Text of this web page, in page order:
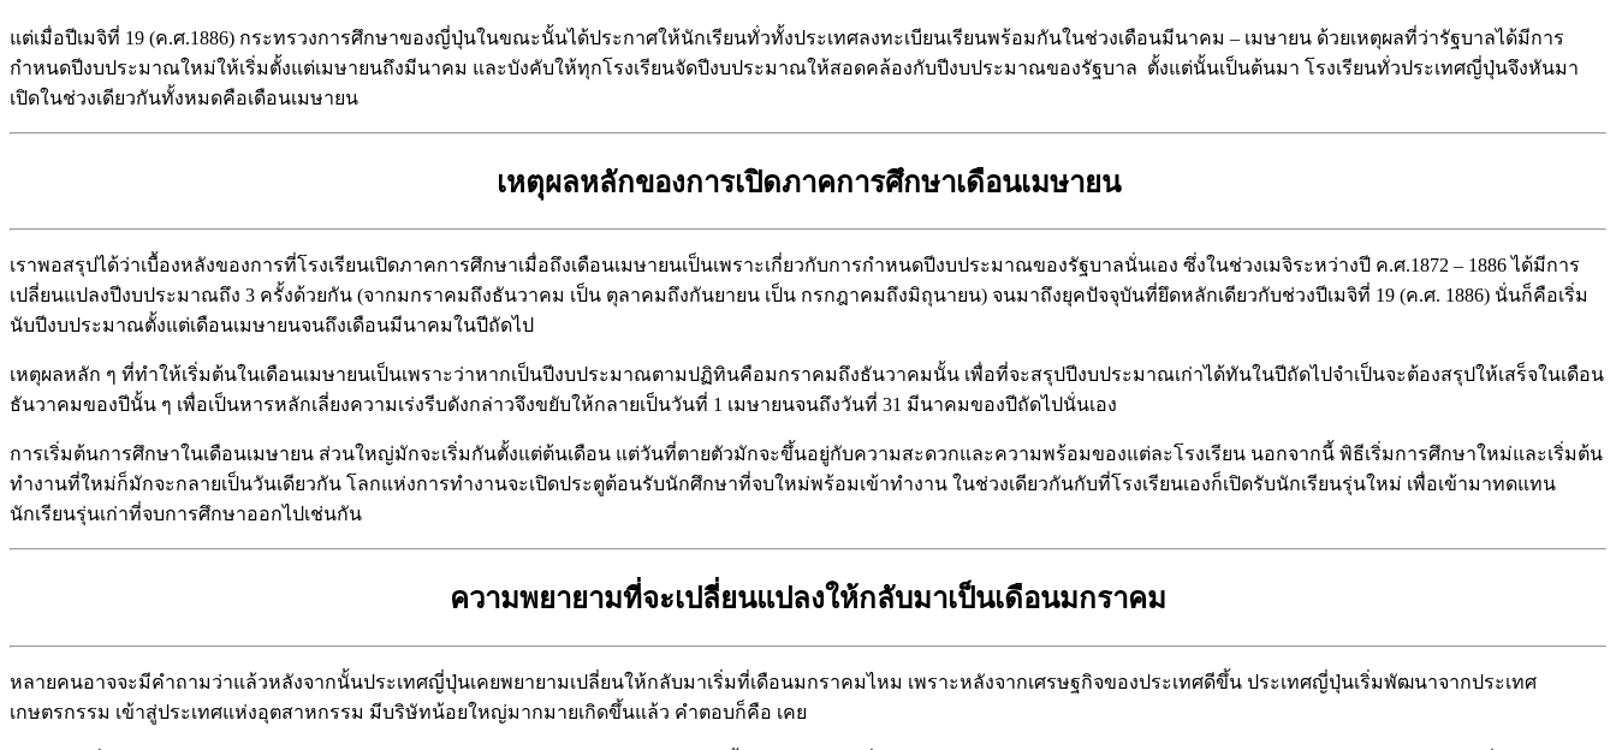
แต่เมื่อปีเมจิที่ 19 (ค.ศ.1886) กระทรวงการศึกษาของญี่ปุ่นในขณะนั้นได้ประกาศให้นักเรียนทั่วทั้งประเทศลงทะเบียนเรียนพร้อมกันในช่วงเดือนมีนาคม – เมษายน ด้วยเหตุผลที่ว่ารัฐบาลได้มีการ
กำหนดปีงบประมาณใหม่ให้เริ่มตั้งแต่เมษายนถึงมีนาคม และบังคับให้ทุกโรงเรียนจัดปีงบประมาณให้สอดคล้องกับปีงบประมาณของรัฐบาล ตั้งแต่นั้นเป็นต้นมา โรงเรียนทั่วประเทศญี่ปุ่นจึงหันมา
เปิดในช่วงเดียวกันทั้งหมดคือเดือนเมษายน
เหตุผลหลักของการเปิดภาคการศึกษาเดือนเมษายน
เราพอสรุปได้ว่าเบื้องหลังของการที่โรงเรียนเปิดภาคการศึกษาเมื่อถึงเดือนเมษายนเป็นเพราะเกี่ยวกับการกำหนดปีงบประมาณของรัฐบาลนั่นเอง ซึ่งในช่วงเมจิระหว่างปี ค.ศ.1872 – 1886 ได้มีการ
เปลี่ยนแปลงปีงบประมาณถึง 3 ครั้งด้วยกัน (จากมกราคมถึงธันวาคม เป็น ตุลาคมถึงกันยายน เป็น กรกฎาคมถึงมิถุนายน) จนมาถึงยุคปัจจุบันที่ยึดหลักเดียวกับช่วงปีเมจิที่ 19 (ค.ศ. 1886) นั่นก็คือเริ่ม
นับปีงบประมาณตั้งแต่เดือนเมษายนจนถึงเดือนมีนาคมในปีถัดไป
เหตุผลหลัก ๆ ที่ทำให้เริ่มต้นในเดือนเมษายนเป็นเพราะว่าหากเป็นปีงบประมาณตามปฏิทินคือมกราคมถึงธันวาคมนั้น เพื่อที่จะสรุปปีงบประมาณเก่าได้ทันในปีถัดไปจำเป็นจะต้องสรุปให้เสร็จในเดือน
ธันวาคมของปีนั้น ๆ เพื่อเป็นหารหลักเลี่ยงความเร่งรีบดังกล่าวจึงขยับให้กลายเป็นวันที่ 1 เมษายนจนถึงวันที่ 31 มีนาคมของปีถัดไปนั่นเอง
การเริ่มต้นการศึกษาในเดือนเมษายน ส่วนใหญ่มักจะเริ่มกันตั้งแต่ต้นเดือน แต่วันที่ตายตัวมักจะขึ้นอยู่กับความสะดวกและความพร้อมของแต่ละโรงเรียน นอกจากนี้ พิธีเริ่มการศึกษาใหม่และเริ่มต้น
ทำงานที่ใหม่ก็มักจะกลายเป็นวันเดียวกัน โลกแห่งการทำงานจะเปิดประตูต้อนรับนักศึกษาที่จบใหม่พร้อมเข้าทำงาน ในช่วงเดียวกันกับที่โรงเรียนเองก็เปิดรับนักเรียนรุ่นใหม่ เพื่อเข้ามาทดแทน
นักเรียนรุ่นเก่าที่จบการศึกษาออกไปเช่นกัน
ความพยายามที่จะเปลี่ยนแปลงให้กลับมาเป็นเดือนมกราคม
หลายคนอาจจะมีคำถามว่าแล้วหลังจากนั้นประเทศญี่ปุ่นเคยพยายามเปลี่ยนให้กลับมาเริ่มที่เดือนมกราคมไหม เพราะหลังจากเศรษฐกิจของประเทศดีขึ้น ประเทศญี่ปุ่นเริ่มพัฒนาจากประเทศ
เกษตรกรรม เข้าสู่ประเทศแห่งอุตสาหกรรม มีบริษัทน้อยใหญ่มากมายเกิดขึ้นแล้ว คำตอบก็คือ เคย